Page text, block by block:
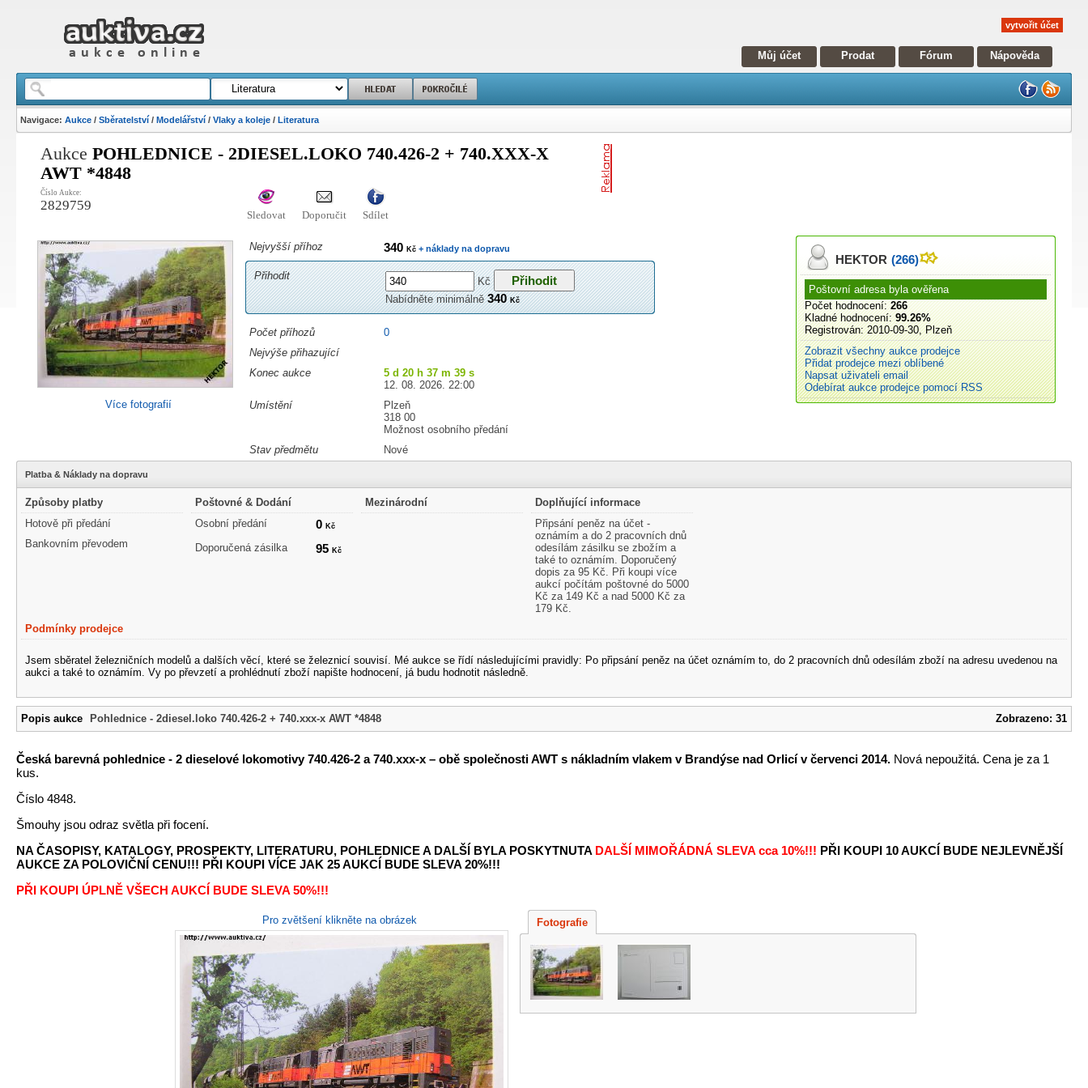
vytvořit účet
Můj účet Prodat Fórum Nápověda
Navigace:Aukce /Sběratelství /Modelářství /Vlaky a koleje /Literatura
AukcePOHLEDNICE - 2DIESEL.LOKO 740.426-2 + 740.XXX-X
AWT *4848
Číslo Aukce:
2829759
Sledovat Doporučit Sdílet
Více fotografií
Nejvyšší příhoz 340Kč + náklady na dopravu
Přihodit
Kč
Nabídněte minimálně340Kč
Počet příhozů
0
Nejvýše přihazující
Konec aukce
5 d 20 h 37 m 39 s
12. 08. 2026. 22:00
Umístění
Plzeň
318 00
Možnost osobního předání
Stav předmětu
Nové
HEKTOR (266)
Poštovní adresa byla ověřena
Počet hodnocení: 266
Kladné hodnocení: 99.26%
Registrován: 2010-09-30, Plzeň
Zobrazit všechny aukce prodejce
Přidat prodejce mezi oblíbené
Napsat uživateli email
Odebírat aukce prodejce pomocí RSS
Platba & Náklady na dopravu
Způsoby platby
Hotově při předání
Bankovním převodem
Poštovné & Dodání
Osobní předání
0Kč
Doporučená zásilka 95Kč
Mezinárodní
Doplňující informace
Připsání peněz na účet -
oznámím a do 2 pracovních dnů
odesílám zásilku se zbožím a
také to oznámím. Doporučený
dopis za 95 Kč. Při koupi více
aukcí počítám poštovné do 5000
Kč za 149 Kč a nad 5000 Kč za
179 Kč.
Podmínky prodejce
Jsem sběratel železničních modelů a dalších věcí, které se železnicí souvisí. Mé aukce se řídí následujícími pravidly: Po připsání peněz na účet oznámím to, do 2 pracovních dnů odesílám zboží na adresu uvedenou na
aukci a také to oznámím. Vy po převzetí a prohlédnutí zboží napište hodnocení, já budu hodnotit následně.
Popis aukce Pohlednice - 2diesel.loko 740.426-2 + 740.xxx-x AWT *4848 Zobrazeno: 31
Česká barevná pohlednice - 2 dieselové lokomotivy 740.426-2 a 740.xxx-x – obě společnosti AWT s nákladním vlakem v Brandýse nad Orlicí v červenci 2014. Nová nepoužitá. Cena je za 1
kus.
Číslo 4848.
Šmouhy jsou odraz světla při focení.
NA ČASOPISY, KATALOGY, PROSPEKTY, LITERATURU, POHLEDNICE A DALŠÍ BYLA POSKYTNUTA DALŠÍ MIMOŘÁDNÁ SLEVA cca 10%!!! PŘI KOUPI 10 AUKCÍ BUDE NEJLEVNĚJŠÍ
AUKCE ZA POLOVIČNÍ CENU!!! PŘI KOUPI VÍCE JAK 25 AUKCÍ BUDE SLEVA 20%!!!
PŘI KOUPI ÚPLNĚ VŠECH AUKCÍ BUDE SLEVA 50%!!!
Pro zvětšení klikněte na obrázek Fotografie